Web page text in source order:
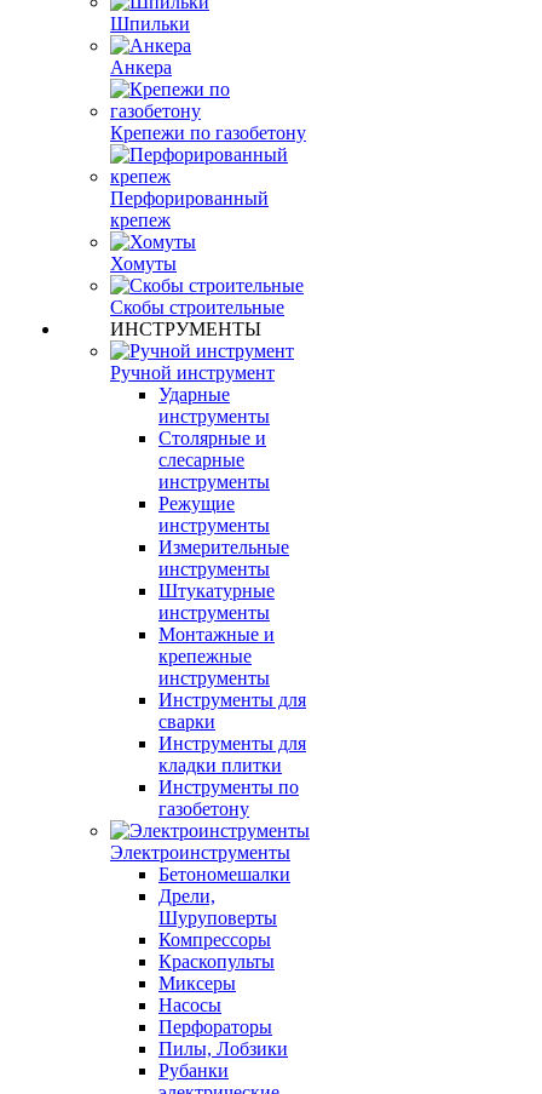
Шпильки
Анкера
Крепежи по газобетону
Перфорированный
крепеж
Хомуты
Скобы строительные
ИНСТРУМЕНТЫ
Ручной инструмент
Ударные
инструменты
Столярные и
слесарные
инструменты
Режущие
инструменты
Измерительные
инструменты
Штукатурные
инструменты
Монтажные и
крепежные
инструменты
Инструменты для
сварки
Инструменты для
кладки плитки
Инструменты по
газобетону
Электроинструменты
Бетономешалки
Дрели,
Шуруповерты
Компрессоры
Краскопульты
Миксеры
Насосы
Перфораторы
Пилы, Лобзики
Рубанки